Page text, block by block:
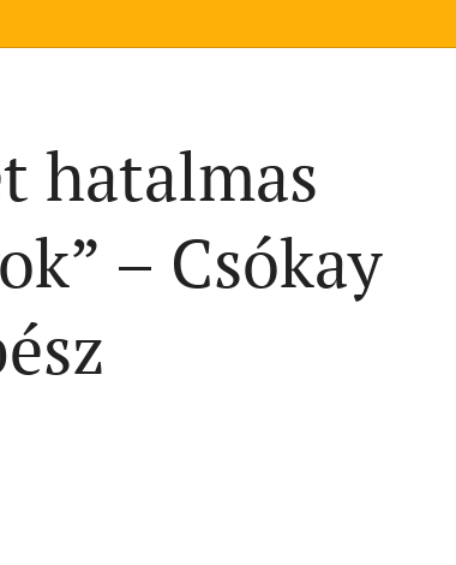
hatalmas
– Csókay